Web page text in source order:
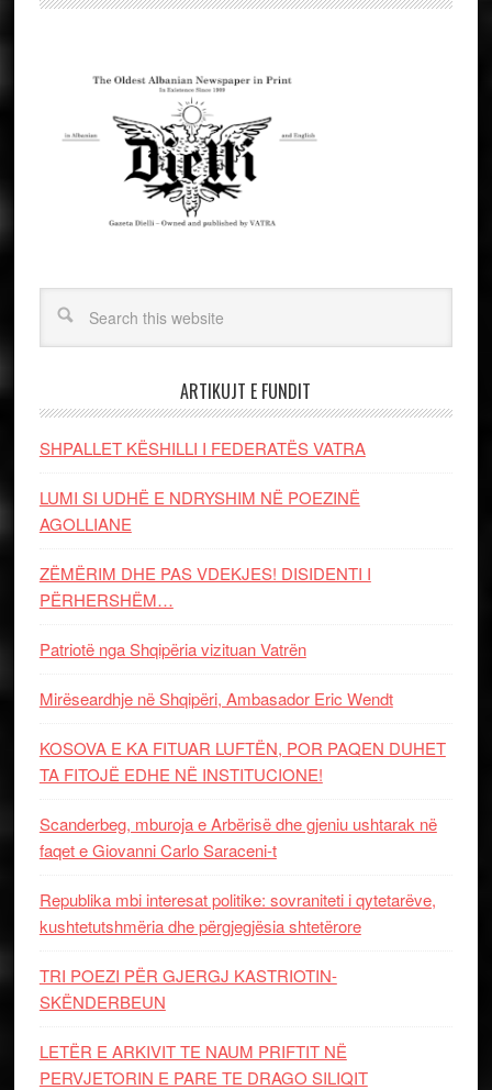
ARTIKUJT E FUNDIT
SHPALLET KËSHILLI I FEDERATËS VATRA
LUMI SI UDHË E NDRYSHIM NË POEZINË
AGOLLIANE
ZËMËRIM DHE PAS VDEKJES! DISIDENTI I
PËRHERSHËM…
Patriotë nga Shqipëria vizituan Vatrën
Mirëseardhje në Shqipëri, Ambasador Eric Wendt
KOSOVA E KA FITUAR LUFTËN, POR PAQEN DUHET
TA FITOJË EDHE NË INSTITUCIONE!
Scanderbeg, mburoja e Arbërisë dhe gjeniu ushtarak në
faqet e Giovanni Carlo Saraceni-t
Republika mbi interesat politike: sovraniteti i qytetarëve,
kushtetutshmëria dhe përgjegjësia shtetërore
TRI POEZI PËR GJERGJ KASTRIOTIN-
SKËNDERBEUN
LETËR E ARKIVIT TE NAUM PRIFTIT NË
PERVJETORIN E PARE TE DRAGO SILIQIT